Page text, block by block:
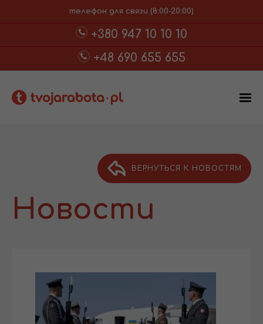
телефон для связи (8:00-20:00)
+380 947 10 10 10
+48 690 655 655
ВЕРНУТЬСЯ К НОВОСТЯМ
Новости